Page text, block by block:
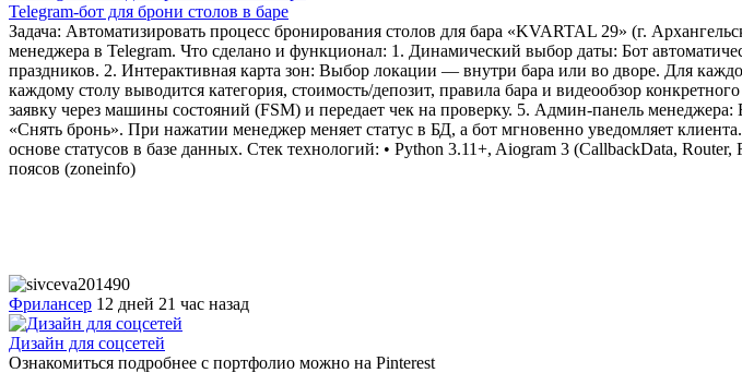
Telegram-бот для брони столов в баре
Задача: Автоматизировать процесс бронирования столов для бара «KVARTAL 29» (г.
менеджера в Telegram. Что сделано и функционал: 1. Динамический выбор даты: Бот
праздников. 2. Интерактивная карта зон: Выбор локации — внутри бара или во дворе. Для
каждому столу выводится категория, стоимость/депозит, правила бара и видеообзор
заявку через машины состояний (FSM) и передает чек на проверку. 5. Админ-панель
«Снять бронь». При нажатии менеджер меняет статус в БД, а бот мгновенно уведомляет
основе статусов в базе данных. Стек технологий: • Python 3.11+, Aiogram 3 (CallbackData,
поясов (zoneinfo)
Фрилансер 12 дней 21 час назад
Дизайн для соцсетей
Ознакомиться подробнее с портфолио можно на Pinterest